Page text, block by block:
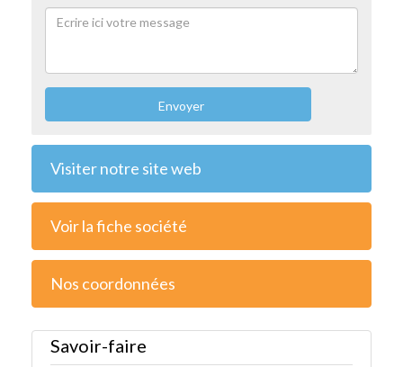
Envoyer
Visiter notre site web
Voir la fiche société
Nos coordonnées
Savoir-faire